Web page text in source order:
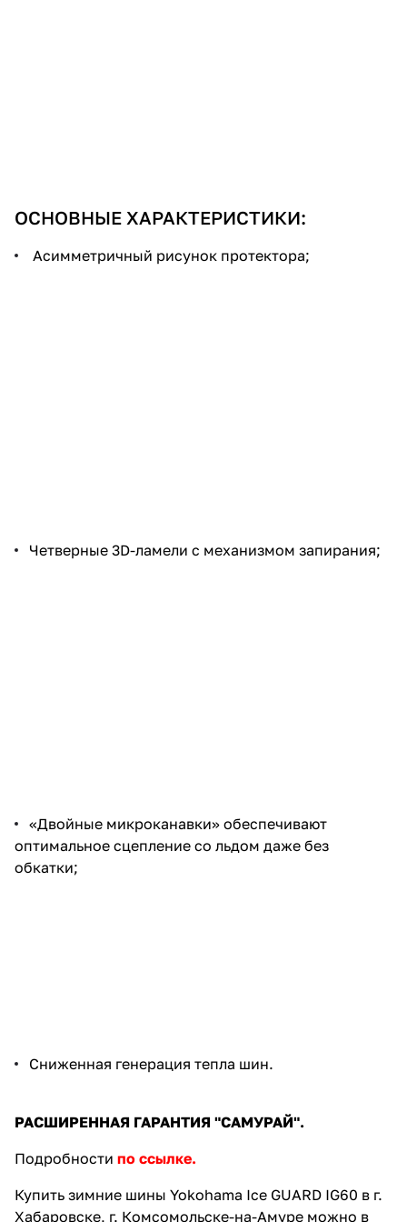
ОСНОВНЫЕ ХАРАКТЕРИСТИКИ:
Асимметричный рисунок протектора;
Четверные 3D-ламели с механизмом запирания;
«Двойные микроканавки» обеспечивают
оптимальное сцепление со льдом даже без
обкатки;
Сниженная генерация тепла шин.
РАСШИРЕННАЯ ГАРАНТИЯ "САМУРАЙ".
Подробности по ссылке.
Купить зимние шины Yokohama Ice GUARD IG60 в г.
Хабаровске, г. Комсомольске-на-Амуре можно в